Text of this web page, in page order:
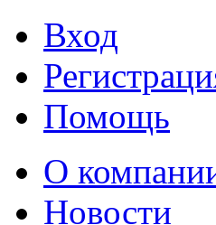
Вход
Помощь
О
Новости